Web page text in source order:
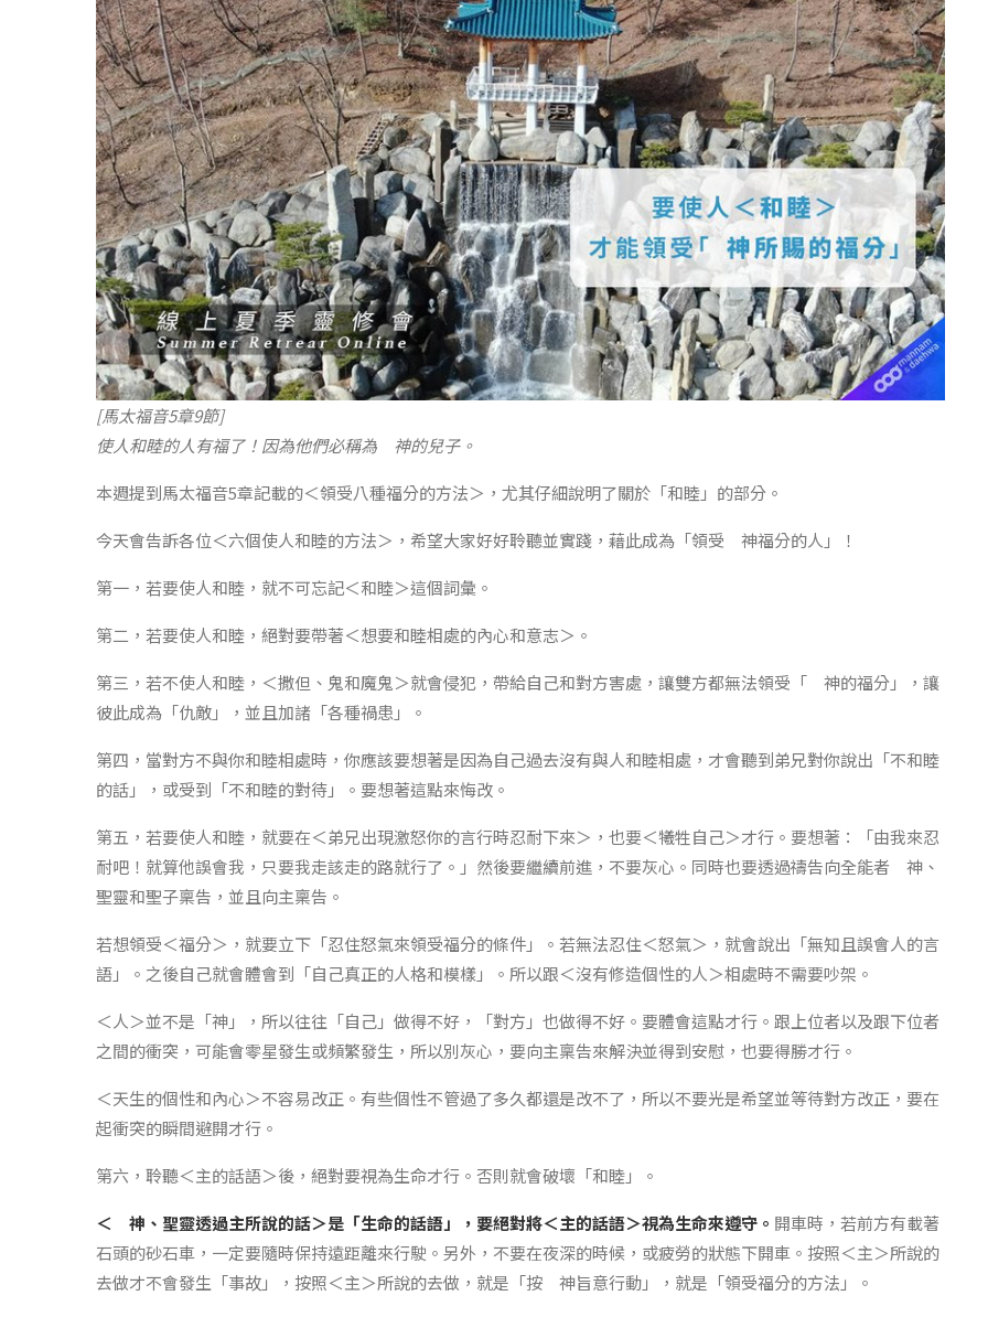
[馬太福音5章9節]
使人和睦的人有福了！因為他們必稱為 神的兒子。
本週提到馬太福音5章記載的＜領受八種福分的方法＞，尤其仔細說明了關於「和睦」的部分。
今天會告訴各位＜六個使人和睦的方法＞，希望大家好好聆聽並實踐，藉此成為「領受 神福分的人」！
第一，若要使人和睦，就不可忘記＜和睦＞這個詞彙。
第二，若要使人和睦，絕對要帶著＜想要和睦相處的內心和意志＞。
第三，若不使人和睦，＜撒但、鬼和魔鬼＞就會侵犯，帶給自己和對方害處，讓雙方都無法領受「 神的福分」，讓
彼此成為「仇敵」，並且加諸「各種禍患」。
第四，當對方不與你和睦相處時，你應該要想著是因為自己過去沒有與人和睦相處，才會聽到弟兄對你說出「不和睦
的話」，或受到「不和睦的對待」。要想著這點來悔改。
第五，若要使人和睦，就要在＜弟兄出現激怒你的言行時忍耐下來＞，也要＜犧牲自己＞才行。要想著：「由我來忍
耐吧！就算他誤會我，只要我走該走的路就行了。」然後要繼續前進，不要灰心。同時也要透過禱告向全能者 神、
聖靈和聖子稟告，並且向主稟告。
若想領受＜福分＞，就要立下「忍住怒氣來領受福分的條件」。若無法忍住＜怒氣＞，就會說出「無知且誤會人的言
語」。之後自己就會體會到「自己真正的人格和模樣」。所以跟＜沒有修造個性的人＞相處時不需要吵架。
＜人＞並不是「神」，所以往往「自己」做得不好，「對方」也做得不好。要體會這點才行。跟上位者以及跟下位者
之間的衝突，可能會零星發生或頻繁發生，所以別灰心，要向主稟告來解決並得到安慰，也要得勝才行。
＜天生的個性和內心＞不容易改正。有些個性不管過了多久都還是改不了，所以不要光是希望並等待對方改正，要在
起衝突的瞬間避開才行。
第六，聆聽＜主的話語＞後，絕對要視為生命才行。否則就會破壞「和睦」。
＜ 神、聖靈透過主所說的話＞是「生命的話語」，要絕對將＜主的話語＞視為生命來遵守。 開車時，若前方有載著
石頭的砂石車，一定要隨時保持遠距離來行駛。另外，不要在夜深的時候，或疲勞的狀態下開車。按照＜主＞所說的
去做才不會發生「事故」，按照＜主＞所說的去做，就是「按 神旨意行動」，就是「領受福分的方法」。